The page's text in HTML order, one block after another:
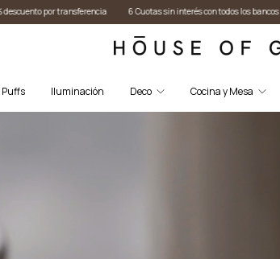
6 Cuotas sin interés con todos los bancos I 15% descuento por transferencia
Puffs Iluminación Deco Cocina y Mesa